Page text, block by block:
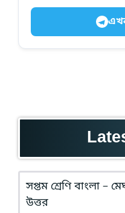
সপ্তম শ্রেণি বাংলা –
উত্তর